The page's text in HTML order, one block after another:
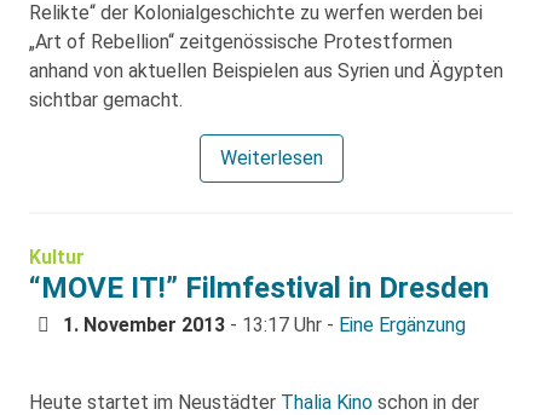
Relikte“ der Kolonialgeschichte zu werfen werden bei
„Art of Rebellion“ zeitgenössische Protestformen
anhand von aktuellen Beispielen aus Syrien und Ägypten
sichtbar gemacht.
Weiterlesen
Kultur
“MOVE IT!” Filmfestival in Dresden
1. November 2013 - 13:17 Uhr - Eine Ergänzung
Heute startet im Neustädter Thalia Kino schon in der